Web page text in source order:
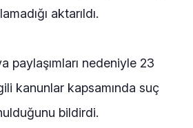
aktarıldı.
paylaşımları nedeniyle 23
kanunlar kapsamında suç
bildirdi.